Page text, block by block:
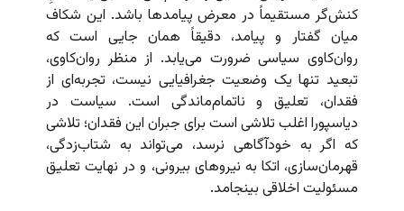
کنش‌گر مستقیماً در معرض پیامدها باشد. این شکاف
میان گفتار و پیامد، دقیقاً همان جایی است که
روان‌کاوی سیاسی ضرورت می‌یابد. از منظر روان‌کاوی،
تبعید تنها یک وضعیت جغرافیایی نیست، تجربه‌ای از
فقدان، تعلیق و ناتمام‌ماندگی است. سیاست در
دیاسپورا اغلب تلاشی است برای جبران این فقدان؛ تلاشی
که اگر به خودآگاهی نرسد، می‌تواند به شتاب‌زدگی،
قهرمان‌سازی، اتکا به نیروهای بیرونی، و در نهایت تعلیق
مسئولیت اخلاقی بینجامد.